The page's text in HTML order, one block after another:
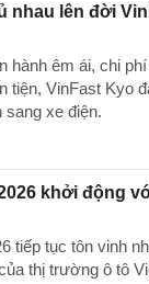
nhau lên đời
hành êm ái, chi
tiện, VinFast Kyo
xe điện.
khởi động
tiếp tục tôn vinh
thị trường ô tô